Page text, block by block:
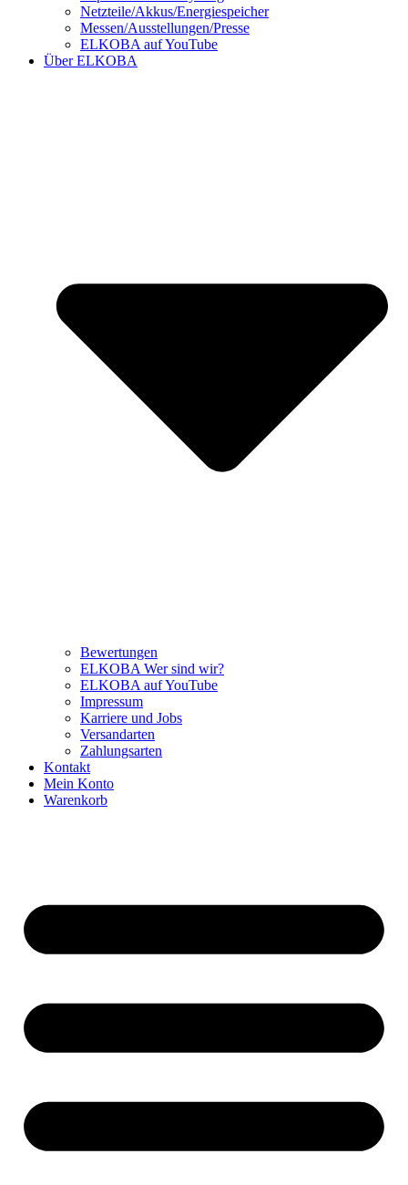
Netzteile/Akkus/Energiespeicher
Messen/Ausstellungen/Presse
ELKOBA auf YouTube
Über ELKOBA
Bewertungen
ELKOBA Wer sind wir?
ELKOBA auf YouTube
Impressum
Karriere und Jobs
Versandarten
Zahlungsarten
Kontakt
Mein Konto
Warenkorb